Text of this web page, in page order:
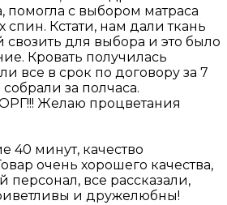
помогла с выбором матраса
Кстати, нам дали ткань
для выбора и это было
Кровать получилась
все в срок по договору за 7
за полчаса.
Желаю процветания
40 минут, качество
очень хорошего качества,
все рассказали,
и дружелюбны!